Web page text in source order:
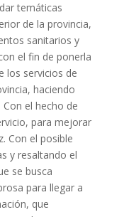
temáticas
de la provincia,
sanitarios y
el fin de ponerla
los servicios de
haciendo
el hecho de
para mejorar
Con el posible
y resaltando el
se busca
para llegar a
que